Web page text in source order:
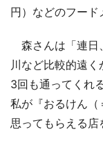
円）などのフード
森さんは「連日
川など比較的遠
3回も通ってくれ
私が『おるけん（
思ってもらえる店